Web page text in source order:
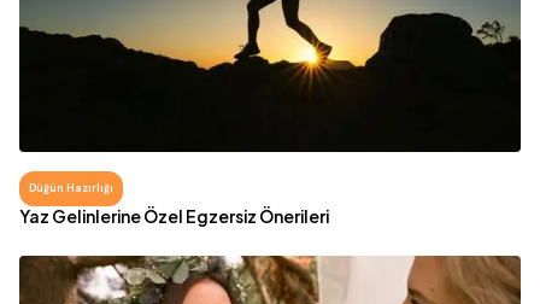
Düğün Hazırlığı
Yaz Gelinlerine Özel Egzersiz Önerileri